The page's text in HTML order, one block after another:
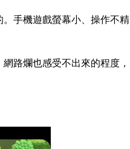
手機遊戲螢幕小、操作不精
路爛也感受不出來的程度，